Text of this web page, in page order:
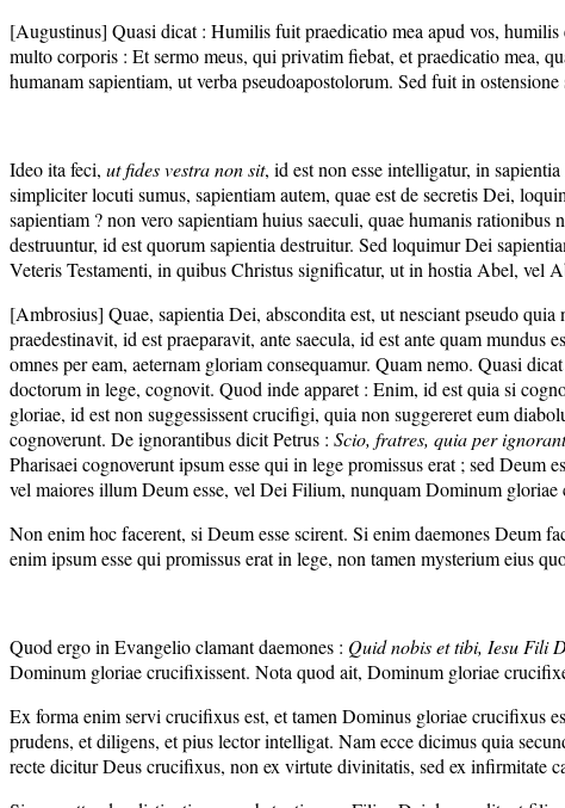
[Augustinus] Quasi dicat : Humilis fuit praedicatio mea apud vos,
multo corporis : Et sermo meus, qui privatim fiebat, et praedicatio mea,
humanam sapientiam, ut verba pseudoapostolorum. Sed fuit in
Ideo ita feci, ut fides vestra non sit, id est non esse intelligatur, in
simpliciter locuti sumus, sapientiam autem, quae est de secretis Dei,
sapientiam ? non vero sapientiam huius saeculi, quae humanis
destruuntur, id est quorum sapientia destruitur. Sed loquimur Dei
Veteris Testamenti, in quibus Christus significatur, ut in hostia Abel, vel
[Ambrosius] Quae, sapientia Dei, abscondita est, ut nesciant pseudo
praedestinavit, id est praeparavit, ante saecula, id est ante quam
omnes per eam, aeternam gloriam consequamur. Quam nemo. Quasi
doctorum in lege, cognovit. Quod inde apparet : Enim, id est quia si
gloriae, id est non suggessissent crucifigi, quia non suggereret eum
cognoverunt. De ignorantibus dicit Petrus : Scio, fratres, quia per
Pharisaei cognoverunt ipsum esse qui in lege promissus erat ; sed
vel maiores illum Deum esse, vel Dei Filium, nunquam Dominum gloriae
Non enim hoc facerent, si Deum esse scirent. Si enim daemones Deum
enim ipsum esse qui promissus erat in lege, non tamen mysterium eius
Quod ergo in Evangelio clamant daemones : Quid nobis et tibi, Iesu Fili
Dominum gloriae crucifixissent. Nota quod ait, Dominum gloriae
Ex forma enim servi crucifixus est, et tamen Dominus gloriae crucifixus
prudens, et diligens, et pius lector intelligat. Nam ecce dicimus quia
recte dicitur Deus crucifixus, non ex virtute divinitatis, sed ex infirmitate